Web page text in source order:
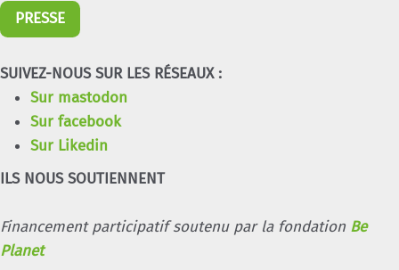
PRESSE
SUIVEZ-NOUS SUR LES RÉSEAUX :
Sur mastodon
Sur facebook
Sur Likedin
ILS NOUS SOUTIENNENT
Financement participatif soutenu par la fondation Be
Planet